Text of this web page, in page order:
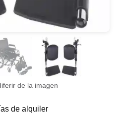
de la imagen
de alquiler